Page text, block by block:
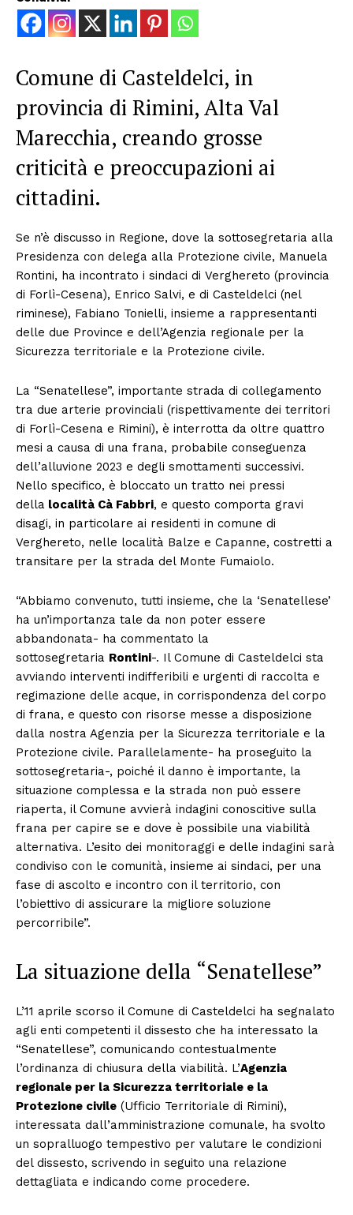
Comune di Casteldelci, in
provincia di Rimini, Alta Val
Marecchia, creando grosse
criticità e preoccupazioni ai
cittadini.
Se n’è discusso in Regione, dove la sottosegretaria alla
Presidenza con delega alla Protezione civile, Manuela
Rontini, ha incontrato i sindaci di Verghereto (provincia
di Forlì-Cesena), Enrico Salvi, e di Casteldelci (nel
riminese), Fabiano Tonielli, insieme a rappresentanti
delle due Province e dell’Agenzia regionale per la
Sicurezza territoriale e la Protezione civile.
La “Senatellese”, importante strada di collegamento
tra due arterie provinciali (rispettivamente dei territori
di Forlì-Cesena e Rimini), è interrotta da oltre quattro
mesi a causa di una frana, probabile conseguenza
dell’alluvione 2023 e degli smottamenti successivi.
Nello specifico, è bloccato un tratto nei pressi
della località Cà Fabbri, e questo comporta gravi
disagi, in particolare ai residenti in comune di
Verghereto, nelle località Balze e Capanne, costretti a
transitare per la strada del Monte Fumaiolo.
“Abbiamo convenuto, tutti insieme, che la ‘Senatellese’
ha un’importanza tale da non poter essere
abbandonata- ha commentato la
sottosegretaria Rontini-. Il Comune di Casteldelci sta
avviando interventi indifferibili e urgenti di raccolta e
regimazione delle acque, in corrispondenza del corpo
di frana, e questo con risorse messe a disposizione
dalla nostra Agenzia per la Sicurezza territoriale e la
Protezione civile. Parallelamente- ha proseguito la
sottosegretaria-, poiché il danno è importante, la
situazione complessa e la strada non può essere
riaperta, il Comune avvierà indagini conoscitive sulla
frana per capire se e dove è possibile una viabilità
alternativa. L’esito dei monitoraggi e delle indagini sarà
condiviso con le comunità, insieme ai sindaci, per una
fase di ascolto e incontro con il territorio, con
l’obiettivo di assicurare la migliore soluzione
percorribile”.
La situazione della “Senatellese”
L’11 aprile scorso il Comune di Casteldelci ha segnalato
agli enti competenti il dissesto che ha interessato la
“Senatellese”, comunicando contestualmente
l’ordinanza di chiusura della viabilità. L’Agenzia
regionale per la Sicurezza territoriale e la
Protezione civile (Ufficio Territoriale di Rimini),
interessata dall’amministrazione comunale, ha svolto
un sopralluogo tempestivo per valutare le condizioni
del dissesto, scrivendo in seguito una relazione
dettagliata e indicando come procedere.